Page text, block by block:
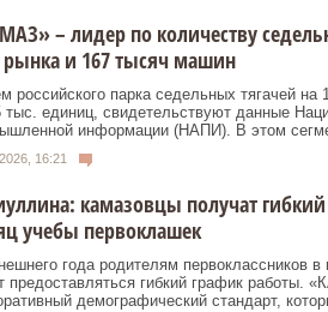
– лидер по количеству
рынка и 167 тысяч машин
российского парка седельных тягачей на
тыс. единиц, свидетельствуют данные
информации (НАПИ). В этом
16:21
камазовцы получат
учебы первоклашек
года родителям первоклассников
предоставляться гибкий график работы.
демографический стандарт,